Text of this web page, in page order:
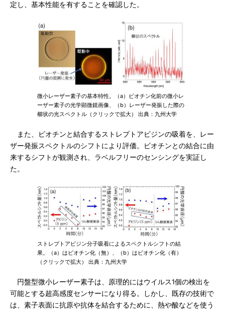
定し、基本性能を有することを確認した。
微小レーザー素子の基本特性。（a）ビオチン化前の微小レ
ーザー素子の光学顕微鏡画像、（b）レーザー発振した際の
櫛状の光スペクトル（クリックで拡大） 出典：九州大学
また、ビオチンと結合するストレプトアビジンの吸着を、レー
ザー発振スペクトルのシフトにより評価。ビオチンとの結合に由
来するシフトが観測され、ラベルフリーのセンシングを実証し
た。
ストレプトアビジン分子吸着によるスペクトルシフトの結
果。（a）はビオチン化（無）、（b）はビオチン化（有）
（クリックで拡大） 出典：九州大学
円盤型微小レーザー素子は、原理的にはウイルス1個の検出を
可能とする超高感度センサーになり得る。しかし、既存の技術で
は、素子表面に抗原や抗体を結合するために、熱や酸などを使う